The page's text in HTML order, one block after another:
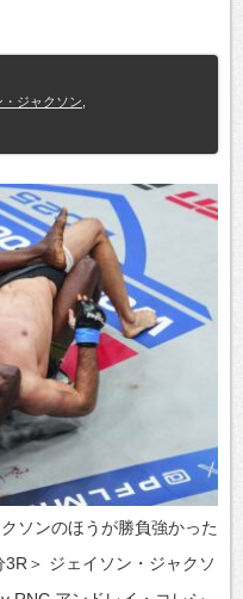
・ジャクソン
ソンのほうが勝負強かった
＞ ジェイソン・ジャクソ